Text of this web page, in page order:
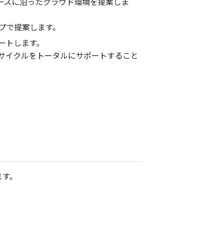
提案します。
します。
クルをトータルにサポートすること
。